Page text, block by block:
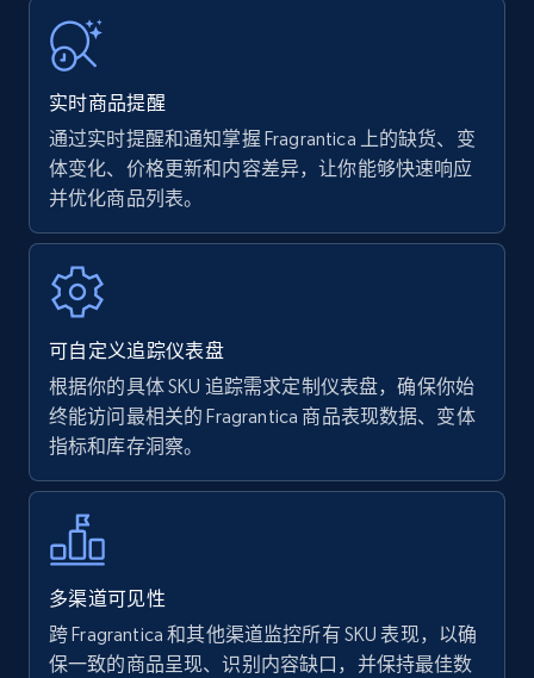
URL, Product name, Product rating, Product
rating object, Product rating max, Rating,
7.4K+ 870+ 立即开始
Walmart - products
URL, Final price, Sku, Currency, Gtin,
more.
5.6K+ 875+ 立即开始
Walmart - products - Find new products by
using specific category URL
URL, Final price, Sku, Currency, Gtin,
Specifications, Image urls, Top reviews, and
more.
实时商品提醒
通过实时提醒和通知掌握 Fragrantica 上的缺货、变
体变化、价格更新和内容差异，让你能够快速响应
并优化商品列表。
可自定义追踪仪表盘
根据你的具体 SKU 追踪需求定制仪表盘，确保你始
终能访问最相关的 Fragrantica 商品表现数据、变体
指标和库存洞察。
多渠道可见性
跨 Fragrantica 和其他渠道监控所有 SKU 表现，以确
保一致的商品呈现、识别内容缺口，并保持最佳数